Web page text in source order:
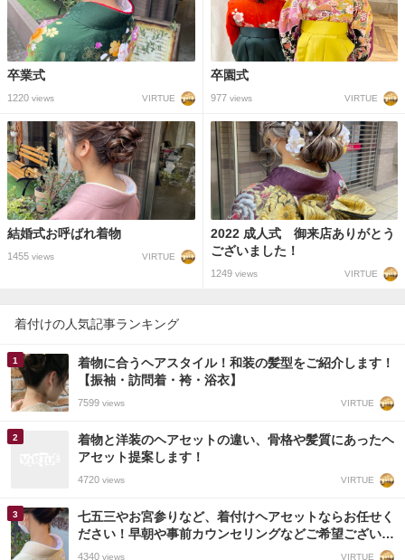
卒業式
1220 views VIRTUE
卒園式
977views VIRTUE
結婚式お呼ばれ着物
1455 views VIRTUE
2022 成人式 御来店ありがとう
ございました！
1249views VIRTUE
着付けの人気記事ランキング
着物に合うヘアスタイル！和装の髪型をご紹介します！
【振袖・訪問着・袴・浴衣】
7599 views VIRTUE
着物と洋装のヘアセットの違い、骨格や髪質にあったヘ
アセット提案します！
4720 views VIRTUE
七五三やお宮参りなど、着付けヘアセットならお任せく
ださい！早朝や事前カウンセリングなどご希望ございま
したらご相談できます！
4340 views VIRTUE